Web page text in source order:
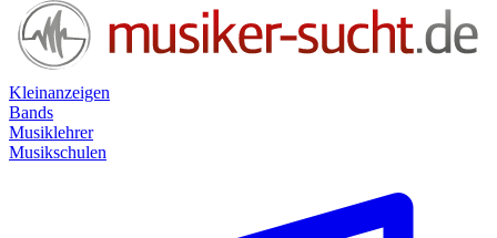
Kleinanzeigen
Bands
Musiklehrer
Musikschulen